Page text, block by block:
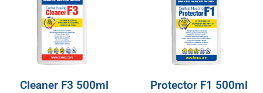
Cleaner F3 500ml Protector F1 500ml